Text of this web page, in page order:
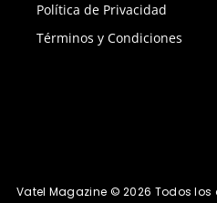
Política de Privacidad
Términos y Condiciones
Vatel Magazine © 2026 Todos